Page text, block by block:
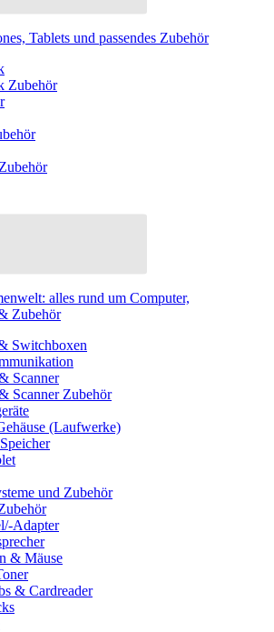
Tablets und passendes Zubehör
Zubehör
alles rund um Computer,
Zubehör
Switchboxen
Scanner
Scanner Zubehör
(Laufwerke)
und Zubehör
Adapter
& Mäuse
& Cardreader